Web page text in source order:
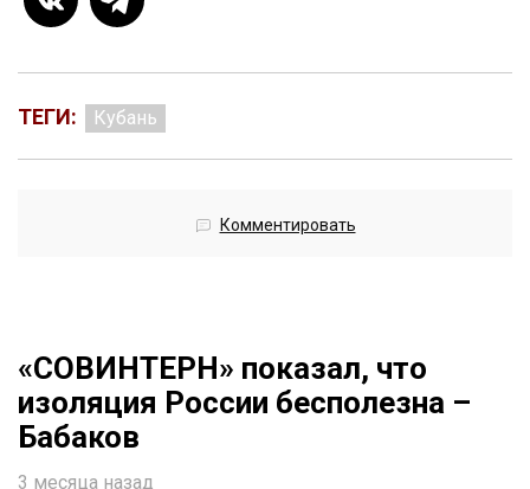
ТЕГИ: Кубань
Комментировать
«СОВИНТЕРН» показал, что
изоляция России бесполезна –
Бабаков
3 месяца назад